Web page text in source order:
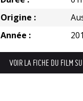
Origine :
Année :
VOIR LA FICHE DU FILM